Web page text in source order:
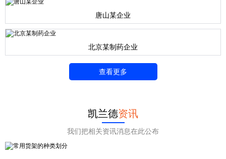
唐山某企业
北京某制药企业
查看更多
凯兰德资讯
我们把相关资讯消息在此公布